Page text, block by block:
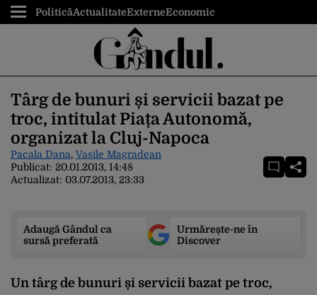
PoliticăActualitateExterneEconomic
Târg de bunuri și servicii bazat pe
troc, intitulat Piața Autonomă,
organizat la Cluj-Napoca
Pacala Dana, Vasile Magradean
Publicat: 20.01.2013, 14:48
Actualizat: 03.07.2013, 23:33
Adaugă Gândul ca
sursă preferată
Urmărește-ne în
Discover
Un târg de bunuri și servicii bazat pe troc,